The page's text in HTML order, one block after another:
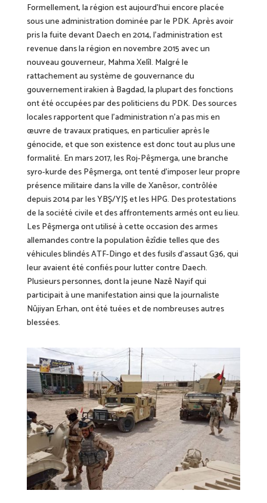
Formellement, la région est aujourd’hui encore placée
sous une administration dominée par le PDK.Après avoir
pris la fuite devant Daech en 2014, l’administration est
revenue dans la région en novembre 2015 avec un
nouveau gouverneur, Mahma Xelîl. Malgré le
rattachement au système de gouvernance du
gouvernement irakien à Bagdad, la plupart des fonctions
ont été occupées par des politiciens du PDK. Des sources
locales rapportent que l’administration n’a pas mis en
œuvre de travaux pratiques, en particulier après le
génocide, et que son existence est donc tout au plus une
formalité. En mars 2017, les Roj-Pêşmerga, une branche
syro-kurde des Pêşmerga, ont tenté d’imposer leur propre
présence militaire dans la ville de Xanêsor, contrôlée
depuis 2014 par les YBŞ/YJŞ et les HPG. Des protestations
de la société civile et des affrontements armés ont eu lieu.
Les Pêşmerga ont utilisé à cette occasion des armes
allemandes contre la population êzîdietelles que des
véhicules blindésATF-Dingo et des fusils d’assaut G36, qui
leur avaient été confiés pour lutter contre Daech.
Plusieurs personnes, dont la jeune Nazê Nayif qui
participait à une manifestation ainsi que la journaliste
Nûjiyan Erhan, ont été tuées et de nombreuses autres
blessées.